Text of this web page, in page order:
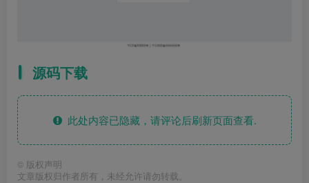
源码下载
此处内容已隐藏，请评论后刷新页面查看.
© 版权声明
文章版权归作者所有，未经允许请勿转载。